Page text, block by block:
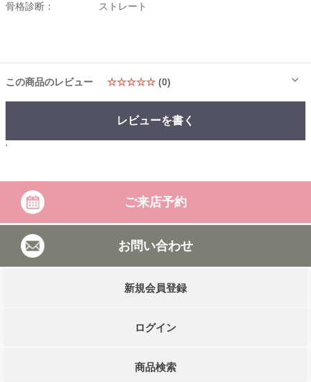
骨格診断： ストレート
この商品のレビュー ☆☆☆☆☆ (0)
レビューを書く
'
ご来店予約
お問い合わせ
新規会員登録
ログイン
商品検索